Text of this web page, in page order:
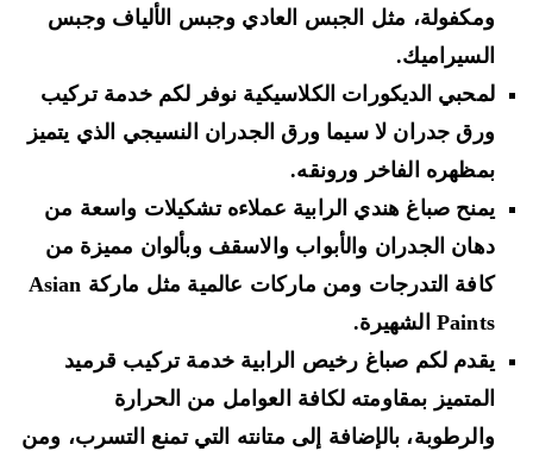
ومكفولة، مثل الجبس العادي وجبس الألياف وجبس
السيراميك.
لمحبي الديكورات الكلاسيكية نوفر لكم خدمة تركيب
ورق جدران لا سيما ورق الجدران النسيجي الذي يتميز
بمظهره الفاخر ورونقه.
يمنح صباغ هندي الرابية عملاءه تشكيلات واسعة من
دهان الجدران والأبواب والاسقف وبألوان مميزة من
كافة التدرجات ومن ماركات عالمية مثل ماركة Asian
Paints الشهيرة.
يقدم لكم صباغ رخيص الرابية خدمة تركيب قرميد
المتميز بمقاومته لكافة العوامل من الحرارة
والرطوبة، بالإضافة إلى متانته التي تمنع التسرب، ومن